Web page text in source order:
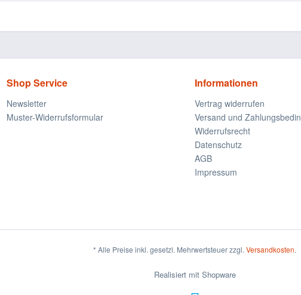
Shop Service
Newsletter
Muster-Widerrufsformular
Informationen
Vertrag widerrufen
Versand und
Widerrufsrecht
Datenschutz
AGB
Impressum
* Alle Preise inkl. gesetzl. Mehrwertsteuer zzgl. Versandkosten.
Realisiert mit Shopware